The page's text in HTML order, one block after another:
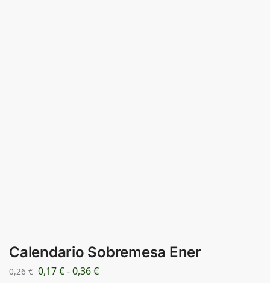
Calendario Sobremesa Ener
0,26€ 0,17€-0,36€